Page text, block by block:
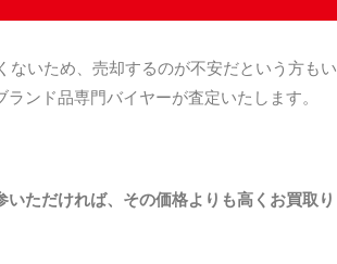
いため、売却するのが不安だという方もい
ンド品専門バイヤーが査定いたします。
ただければ、その価格よりも高くお買取り